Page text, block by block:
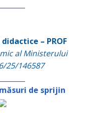
– PROF
al Ministerului
25/146587
de sprijin